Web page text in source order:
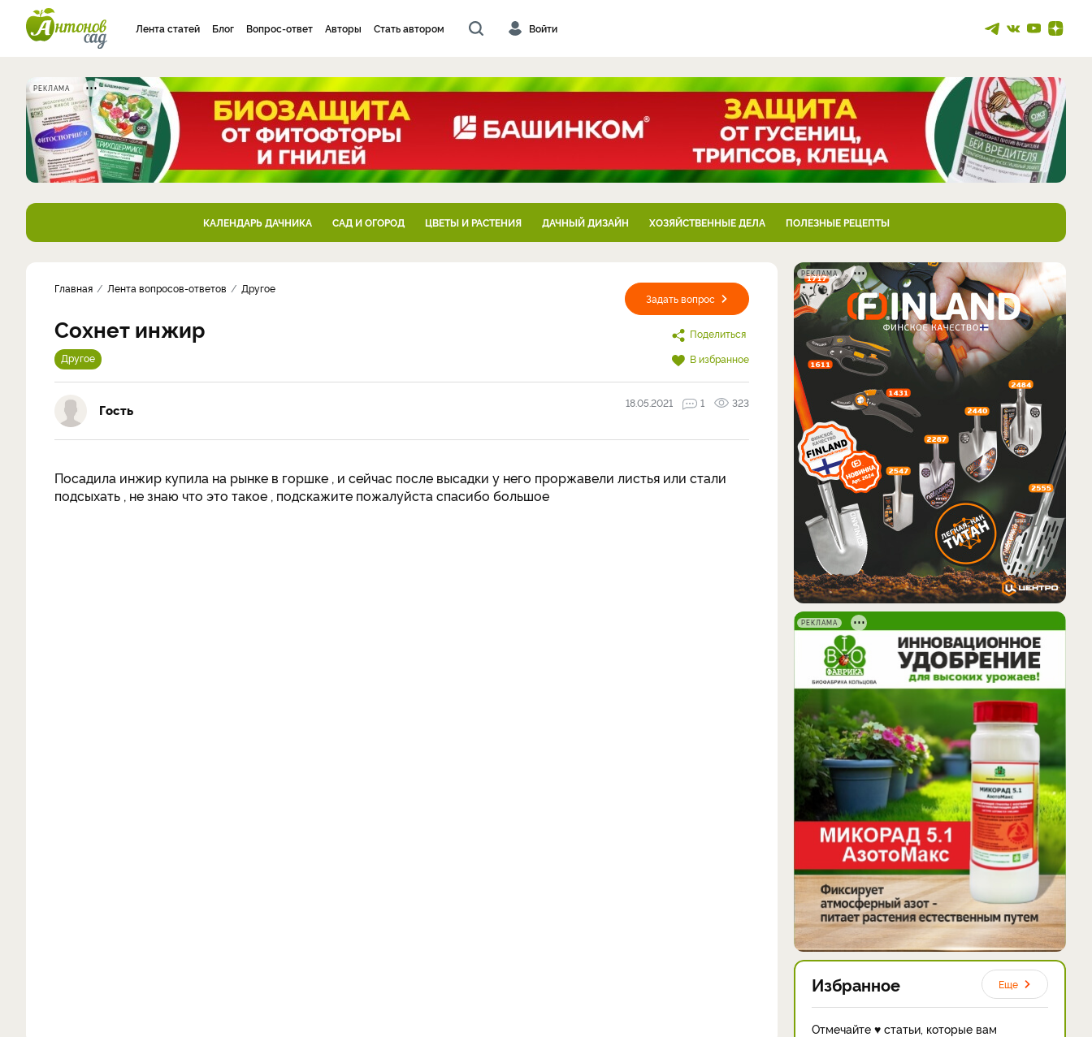
Лента статей Блог Вопрос-ответ Авторы Стать автором Войти
РЕКЛАМА
КАЛЕНДАРЬ ДАЧНИКА САД И ОГОРОД ЦВЕТЫ И РАСТЕНИЯ ДАЧНЫЙ ДИЗАЙН ХОЗЯЙСТВЕННЫЕ ДЕЛА ПОЛЕЗНЫЕ РЕЦЕПТЫ
Задать вопрос
Поделиться
В избранное
Главная Лента вопросов-ответов Другое
Сохнет инжир
Другое
Гость 18.05.2021 1 323
Посадила инжир купила на рынке в горшке , и сейчас после высадки у него проржавели листья или стали
подсыхать , не знаю что это такое , подскажите пожалуйста спасибо большое
РЕКЛАМА
РЕКЛАМА
Избранное Еще
Отмечайте ♥ статьи, которые вам